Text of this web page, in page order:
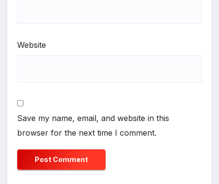
Website
Save my name, email, and website in this
browser for the next time I comment.